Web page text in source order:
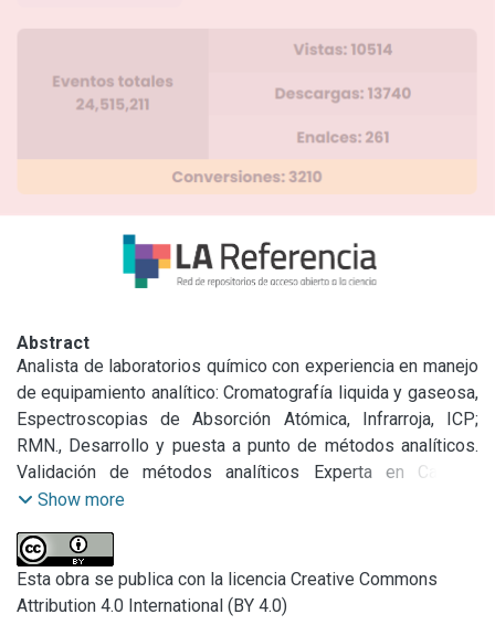
Abstract
Analista de laboratorios químico con experiencia en manejo
de equipamiento analítico: Cromatografía liquida y gaseosa,
Espectroscopias de Absorción Atómica, Infrarroja, ICP;
RMN., Desarrollo y puesta a punto de métodos analíticos.
Validación de métodos analíticos Experta en Calidad,
Norma ISO 17025, Norma ISO 9001.
Show more
Esta obra se publica con la licencia Creative Commons
Attribution 4.0 International (BY 4.0)